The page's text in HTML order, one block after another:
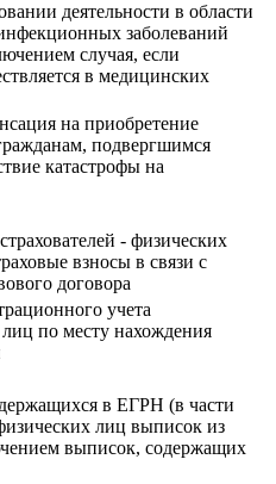
деятельности в области
заболеваний
случая, если
в медицинских
на приобретение
подвергшимся
катастрофы на
- физических
взносы в связи с
договора
учета
по месту нахождения
в ЕГРН (в части
лиц выписок из
выписок, содержащих